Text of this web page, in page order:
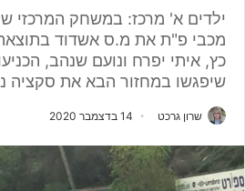
ילדים א' מרכז: במשחק המרכזי
כץ, איתי יפרח ונועם שנהב,
שיפגשו במחזור הבא את סקציה
שרון גרכט 14 בדצמבר 2020